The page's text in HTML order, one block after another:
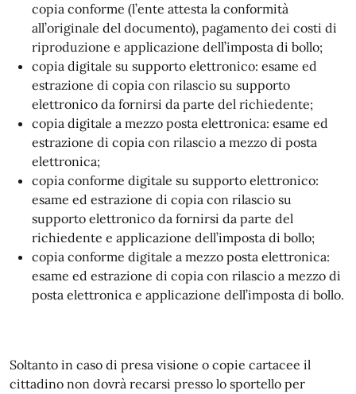
copia conforme (l’ente attesta la conformità
all’originale del documento), pagamento dei costi di
riproduzione e applicazione dell’imposta di bollo;
copia digitale su supporto elettronico: esame ed
estrazione di copia con rilascio su supporto
elettronico da fornirsi da parte del richiedente;
copia digitale a mezzo posta elettronica: esame ed
estrazione di copia con rilascio a mezzo di posta
elettronica;
copia conforme digitale su supporto elettronico:
esame ed estrazione di copia con rilascio su
supporto elettronico da fornirsi da parte del
richiedente e applicazione dell’imposta di bollo;
copia conforme digitale a mezzo posta elettronica:
esame ed estrazione di copia con rilascio a mezzo di
posta elettronica e applicazione dell’imposta di bollo.
Soltanto in caso di presa visione o copie cartacee il
cittadino non dovrà recarsi presso lo sportello per